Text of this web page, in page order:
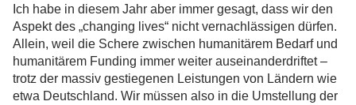
Ich habe in diesem Jahr aber immer gesagt, dass wir den
Aspekt des „changing lives“ nicht vernachlässigen dürfen.
Allein, weil die Schere zwischen humanitärem Bedarf und
humanitärem Funding immer weiter auseinanderdriftet –
trotz der massiv gestiegenen Leistungen von Ländern wie
etwa Deutschland. Wir müssen also in die Umstellung der